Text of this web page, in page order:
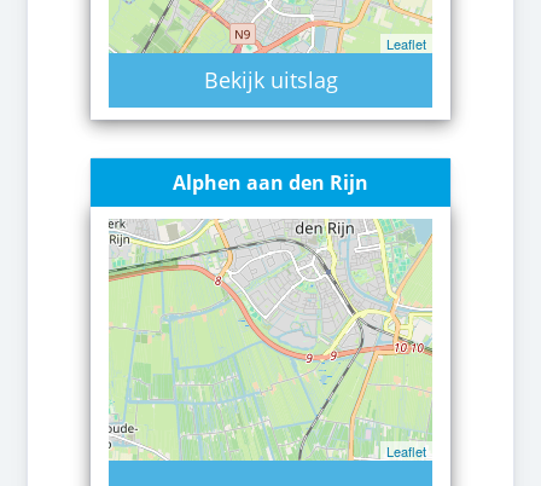
Leaflet
Bekijk uitslag
Alphen aan den Rijn
Leaflet